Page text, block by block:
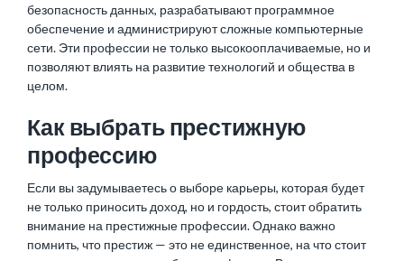
безопасность данных, разрабатывают программное
обеспечение и администрируют сложные компьютерные
сети. Эти профессии не только высокооплачиваемые, но и
позволяют влиять на развитие технологий и общества в
целом.
Как выбрать престижную
профессию
Если вы задумываетесь о выборе карьеры, которая будет
не только приносить доход, но и гордость, стоит обратить
внимание на престижные профессии. Однако важно
помнить, что престиж — это не единственное, на что стоит